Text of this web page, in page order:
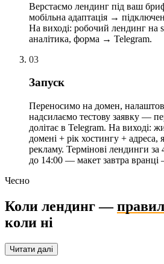
Верстаємо лендинг під ваш
мобільна адаптація →
На виході: робочий лендинг на
аналітика, форма → Telegram.
03
Запуск
Переносимо на домен,
надсилаємо тестову заявку —
долітає в Telegram. На виході:
домені + рік хостингу +
рекламу. Термінові лендинги
до 14:00 — макет завтра вранці
Чесно
Коли лендинг —
коли ні
Читати далі